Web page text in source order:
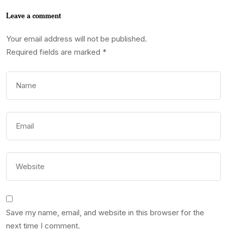
Leave a comment
Your email address will not be published.
Required fields are marked *
Save my name, email, and website in this browser for the
next time I comment.